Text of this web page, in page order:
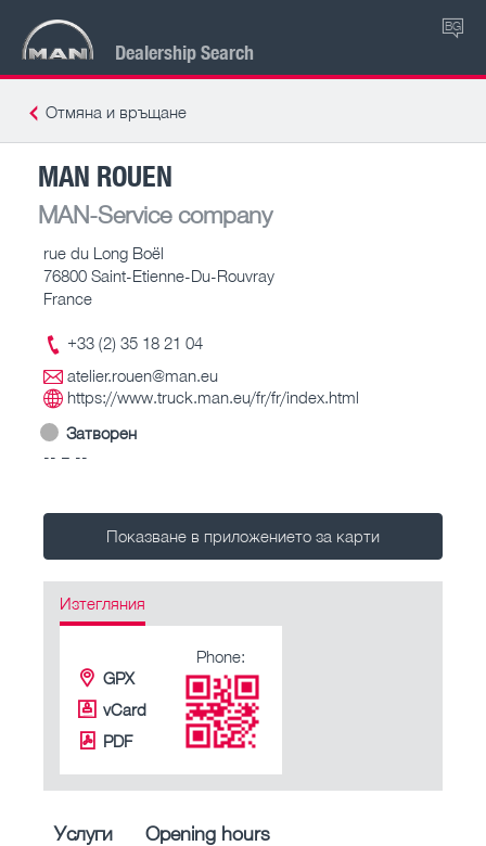
Dealership Search
BG
Отмяна и връщане
MAN ROUEN
MAN-Service company
rue du Long Boël
76800 Saint-Etienne-Du-Rouvray
France
+33 (2) 35 18 21 04
atelier.rouen@man.eu
https://www.truck.man.eu/fr/fr/index.html
Затворен
-- – --
Показване в приложението за карти
Изтегляния
GPX
vCard
PDF
Phone:
Услуги Opening hours